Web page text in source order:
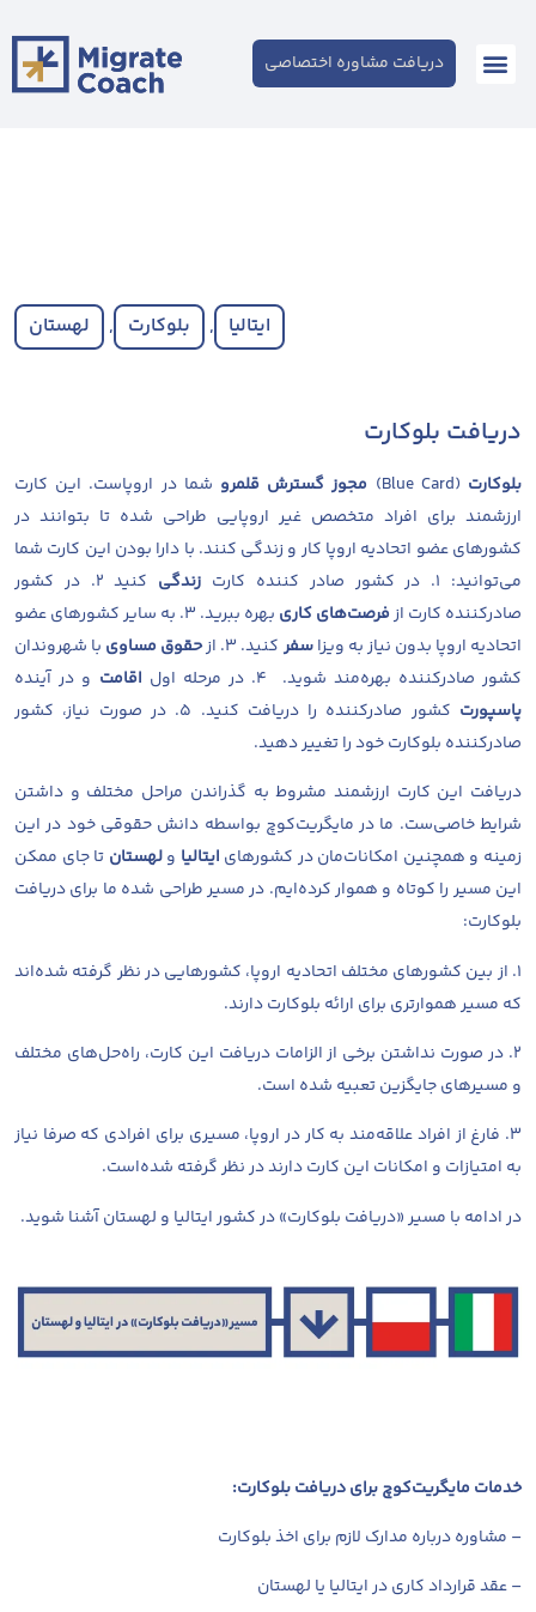
دریافت مشاوره اختصاصی
ایتالیا , بلوکارت , لهستان
دریافت بلوکارت
بلوکارت (Blue Card) مجوز گسترش قلمرو شما در اروپاست. این کارت
ارزشمند برای افراد متخصص غیر اروپایی طراحی شده تا بتوانند در
کشورهای عضو اتحادیه اروپا کار و زندگی کنند. با دارا بودن این کارت شما
می‌توانید: ۱. در کشور صادر کننده کارت
زندگی
کنید ۲. در کشور
صادرکننده کارت ازفرصت‌های کاری
بهره ببرید. ۳. به سایر کشورهای عضو
اتحادیه اروپا بدون نیاز به ویزاسفر کنید. ۳. از حقوق مساوی با شهروندان
کشور صادرکننده بهره‌مند شوید. ۴. در مرحله اول
اقامت و در آینده
پاسپورت
کشور صادرکننده را دریافت کنید. ۵. در صورت نیاز، کشور
صادرکننده بلوکارت خود را تغییر دهید.
دریافت این کارت ارزشمند مشروط به گذراندن مراحل مختلف و داشتن
شرایط خاصی‌ست. ما در مایگریت‌کوچ بواسطه دانش حقوقی خود در این
زمینه و همچنین امکانات‌مان در کشورهای ایتالیا ولهستان تا جای ممکن
این مسیر را کوتاه و هموار کرده‌ایم. در مسیر طراحی شده ما برای دریافت
بلوکارت:
۱. از بین کشورهای مختلف اتحادیه اروپا، کشورهایی در نظر گرفته شده‌اند
که مسیر هموارتری برای ارائه بلوکارت دارند.
۲. در صورت نداشتن برخی از الزامات دریافت این کارت، راه‌حل‌های مختلف
و مسیر‌های جایگزین تعبیه شده است.
۳. فارغ از افراد علاقه‌مند به کار در اروپا، مسیری برای افرادی که صرفا نیاز
به امتیازات و امکانات این کارت دارند در نظر گرفته شده‌است.
در ادامه با مسیر «دریافت بلوکارت» در کشور ایتالیا و لهستان آشنا شوید.
خدمات مایگریت‌کوچ برای دریافت بلوکارت:
– مشاوره درباره مدارک لازم برای اخذ بلوکارت
– عقد قرارداد کاری در ایتالیا یا لهستان